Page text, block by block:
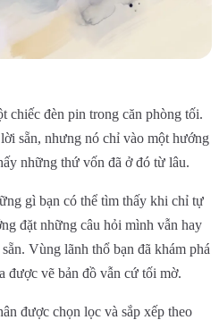
chiếc đèn pin trong căn phòng tối.
sẵn, nhưng nó chỉ vào một hướng
những thứ vốn đã ở đó từ lâu.
gì bạn có thể tìm thấy khi chỉ tự
đặt những câu hỏi mình vẫn hay
Vùng lãnh thổ bạn đã khám phá
được vẽ bản đồ vẫn cứ tối mờ.
được chọn lọc và sắp xếp theo